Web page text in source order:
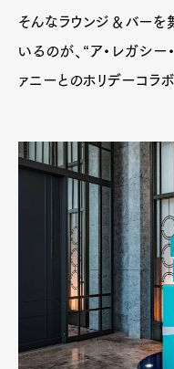
そんなラウンジ＆バー
いるのが、“ア・レガシー
ァニーとのホリデーコラ